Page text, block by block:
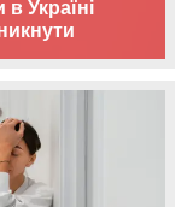
в Україні